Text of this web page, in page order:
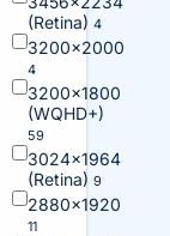
(Retina) 4
3200×2000
4
3200×1800
(WQHD+)
59
3024×1964
(Retina) 9
2880×1920
11